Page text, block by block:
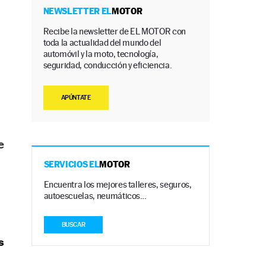
NEWSLETTER ELMOTOR
Recibe la newsletter de EL MOTOR con
toda la actualidad del mundo del
automóvil y la moto, tecnología,
seguridad, conducción y eficiencia.
APÚNTATE
SERVICIOS ELMOTOR
Encuentra los mejores talleres, seguros,
autoescuelas, neumáticos…
BUSCAR